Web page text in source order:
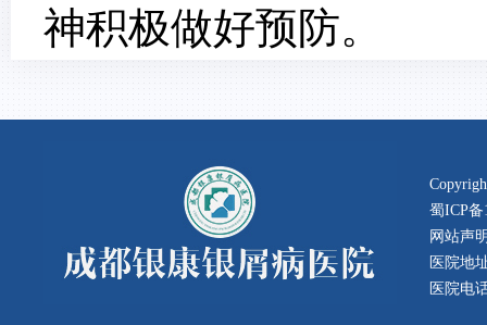
神积极做好预防。
蜀ICP备
网站声
医院地
医院电